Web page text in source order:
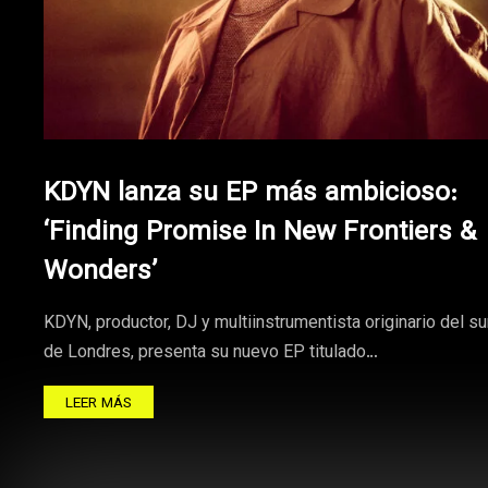
KDYN lanza su EP más ambicioso:
‘Finding Promise In New Frontiers &
Wonders’
KDYN, productor, DJ y multiinstrumentista originario del
de Londres, presenta su nuevo EP titulado…
LEER MÁS